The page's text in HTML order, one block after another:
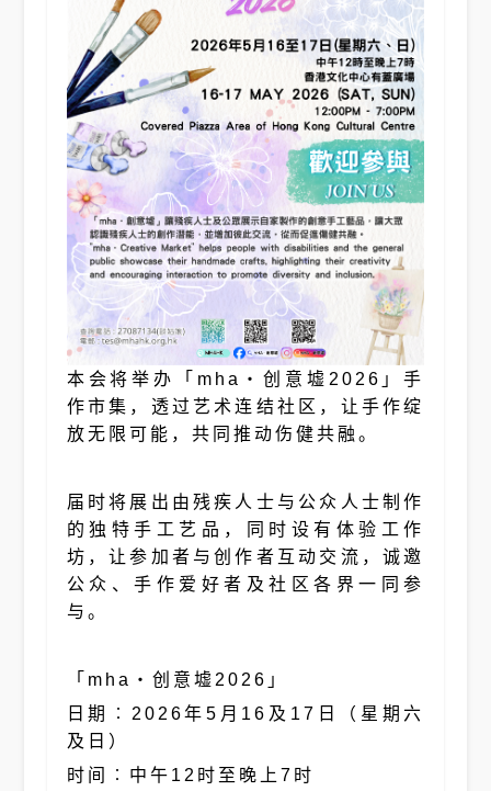
本会将举办「mha・创意墟2026」手
作市集，透过艺术连结社区，让手作绽
放无限可能，共同推动伤健共融。
届时将展出由残疾人士与公众人士制作
的独特手工艺品，同时设有体验工作
坊，让参加者与创作者互动交流，诚邀
公众、手作爱好者及社区各界一同参
与。
「mha・创意墟2026」
日期︰2026年5月16及17日（星期六
及日）
时间︰中午12时至晚上7时